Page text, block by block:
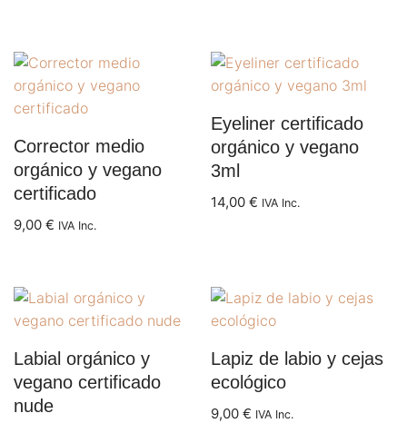
Corrector medio
orgánico y vegano
certificado
9,00 € IVA Inc.
Eyeliner certificado
orgánico y vegano
3ml
14,00€ IVA Inc.
Labial orgánico y
vegano certificado
nude
Lapiz de labio y cejas
ecológico
9,00€ IVA Inc.